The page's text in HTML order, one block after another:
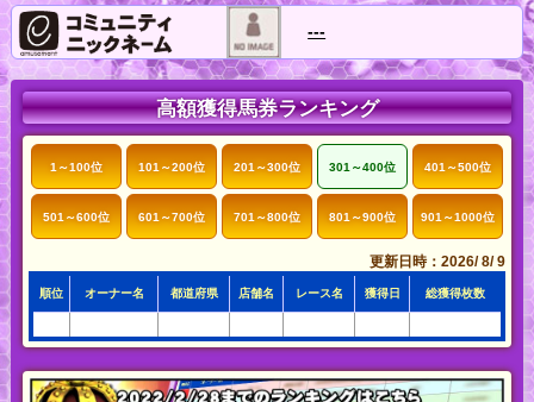
---
高額獲得馬券ランキング
1～100位 101～200位 201～300位 301～400位 401～500位
501～600位 601～700位 701～800位 801～900位 901～1000位
更新日時：2026/ 8/ 9
順位 オーナー名 都道府県 店舗名 レース名 獲得日 総獲得枚数